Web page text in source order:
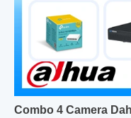
Combo 4 Camera